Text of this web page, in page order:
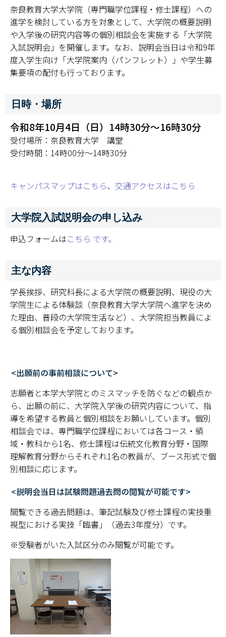
修士課程（9月募集）
一般選抜
外国人留学生特別選抜
令和8年
7月24日(金)
～7月30日(木)
修士課程（2月募集）
外国人留学生特別選抜
奈良教育大学大学院（専門職学位課程・修士課程）への
進学を検討している方を対象として、大学院の概要説明
や入学後の研究内容等の個別相談会を実施する「大学院
入試説明会」を開催します。なお、説明会当日は令和9年
度入学生向け「大学院案内（パンフレット）」や学生募
集要項の配付も行っております。
日時・場所
令和8年10月4日（日）14時30分～16時30分
受付場所：奈良教育大学 講堂
受付時間：14時00分～14時30分
キャンパスマップはこちら、 交通アクセスはこちら
大学院入試説明会の申し込み
申込フォームはこちら です。
主な内容
学長挨拶、研究科長による大学院の概要説明、現役の大
学院生による体験談（奈良教育大学大学院へ進学を決め
た理由、普段の大学院生活など）、大学院担当教員によ
る個別相談会を予定しております。
<出願前の事前相談について>
志願者と本学大学院とのミスマッチを防ぐなどの観点か
ら、出願の前に、大学院入学後の研究内容について、指
導を希望する教員と個別相談をお願いしています。個別
相談会では、専門職学位課程においては各コース・領
域・教科から1名、修士課程は伝統文化教育分野・国際
理解教育分野からそれぞれ1名の教員が、ブース形式で個
別相談に応じます。
<説明会当日は試験問題過去問の閲覧が可能です>
閲覧できる過去問題は、筆記試験及び修士課程の実技重
視型における実技「臨書」（過去3年度分）です。
※受験者がいた入試区分のみ閲覧が可能です。